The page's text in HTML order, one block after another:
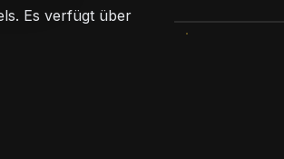
Es verfügt über